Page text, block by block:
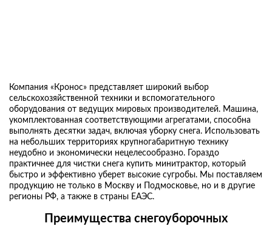
Компания «Кронос» представляет широкий выбор
сельскохозяйственной техники и вспомогательного
оборудования от ведущих мировых производителей. Машина,
укомплектованная соответствующими агрегатами, способна
выполнять десятки задач, включая уборку снега. Использовать
на небольших территориях крупногабаритную технику
неудобно и экономически нецелесообразно. Гораздо
практичнее для чистки снега купить минитрактор, который
быстро и эффективно уберет высокие сугробы. Мы поставляем
продукцию не только в Москву и Подмосковье, но и в другие
регионы РФ, а также в страны ЕАЭС.
Преимущества снегоуборочных